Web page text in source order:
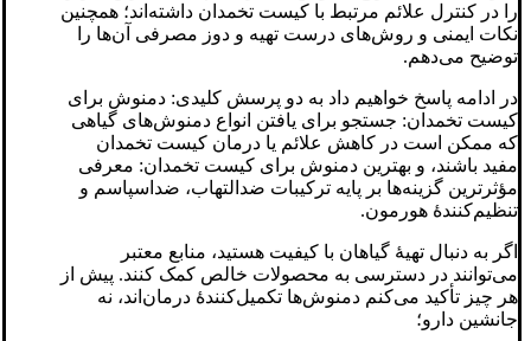
را در کنترل علائم مرتبط با کیست تخمدان داشته‌اند؛ همچنین
نکات ایمنی و روش‌های درست تهیه و دوز مصرفی آن‌ها را
توضیح می‌دهم.
در ادامه پاسخ خواهیم داد به دو پرسش کلیدی: دمنوش برای
کیست تخمدان: جستجو برای یافتن انواع دمنوش‌های گیاهی
که ممکن است در کاهش علائم یا درمان کیست تخمدان
مفید باشند، و بهترین دمنوش برای کیست تخمدان: معرفی
مؤثرترین گزینه‌ها بر پایه ترکیبات ضدالتهاب، ضداسپاسم و
تنظیم‌کنندهٔ هورمون.
اگر به دنبال تهیهٔ گیاهان با کیفیت هستید، منابع معتبر
می‌توانند در دسترسی به محصولات خالص کمک کنند. پیش از
هر چیز تأکید می‌کنم دمنوش‌ها تکمیل‌کنندهٔ درمان‌اند، نه
جانشین دارو؛